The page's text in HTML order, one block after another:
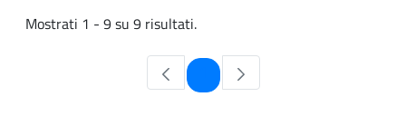
Mostrati 1 - 9 su 9 risultati.
Pagina